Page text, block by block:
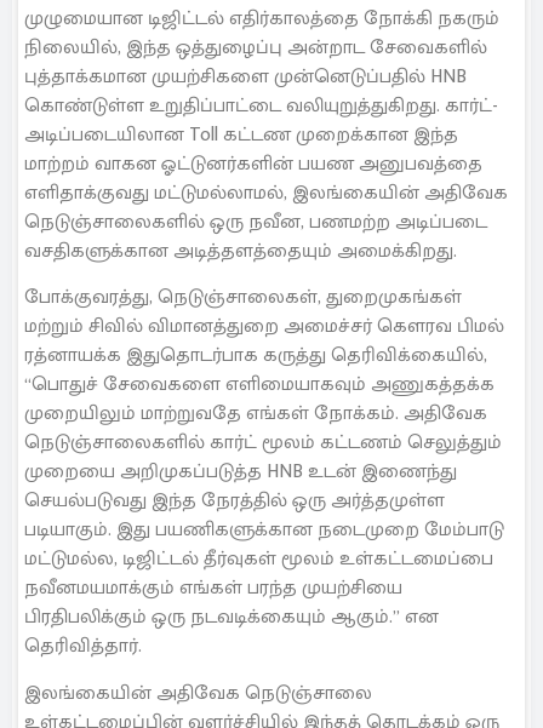
முழுமையான டிஜிட்டல் எதிர்காலத்தை நோக்கி நகரும்
நிலையில், இந்த ஒத்துழைப்பு அன்றாட சேவைகளில்
புத்தாக்கமான முயற்சிகளை முன்னெடுப்பதில் HNB
கொண்டுள்ள உறுதிப்பாட்டை வலியுறுத்துகிறது. கார்ட்-
அடிப்படையிலான Toll கட்டண முறைக்கான இந்த
மாற்றம் வாகன ஓட்டுனர்களின் பயண அனுபவத்தை
எளிதாக்குவது மட்டுமல்லாமல், இலங்கையின் அதிவேக
நெடுஞ்சாலைகளில் ஒரு நவீன, பணமற்ற அடிப்படை
வசதிகளுக்கான அடித்தளத்தையும் அமைக்கிறது.
போக்குவரத்து, நெடுஞ்சாலைகள், துறைமுகங்கள்
மற்றும் சிவில் விமானத்துறை அமைச்சர் கௌரவ பிமல்
ரத்னாயக்க இதுதொடர்பாக கருத்து தெரிவிக்கையில்,
“பொதுச் சேவைகளை எளிமையாகவும் அணுகத்தக்க
முறையிலும் மாற்றுவதே எங்கள் நோக்கம். அதிவேக
நெடுஞ்சாலைகளில் கார்ட் மூலம் கட்டணம் செலுத்தும்
முறையை அறிமுகப்படுத்த HNB உடன் இணைந்து
செயல்படுவது இந்த நேரத்தில் ஒரு அர்த்தமுள்ள
படியாகும். இது பயணிகளுக்கான நடைமுறை மேம்பாடு
மட்டுமல்ல, டிஜிட்டல் தீர்வுகள் மூலம் உள்கட்டமைப்பை
நவீனமயமாக்கும் எங்கள் பரந்த முயற்சியை
பிரதிபலிக்கும் ஒரு நடவடிக்கையும் ஆகும்.” என
தெரிவித்தார்.
இலங்கையின் அதிவேக நெடுஞ்சாலை